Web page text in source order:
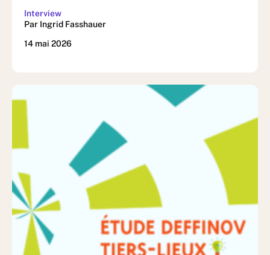
Interview
Par Ingrid Fasshauer
14 mai 2026